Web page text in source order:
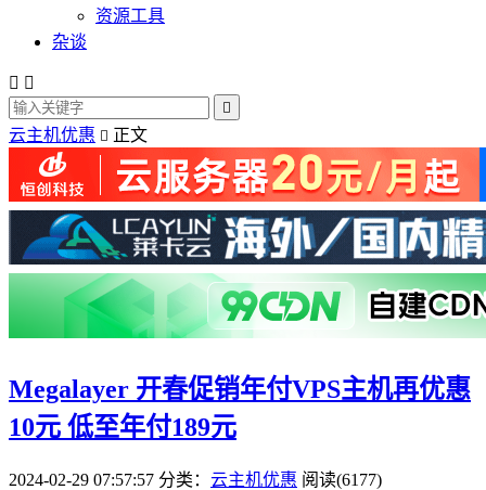
资源工具
杂谈
 

云主机优惠  正文
Megalayer 开春促销年付VPS主机再优惠
10元 低至年付189元
2024-02-29 07:57:57 分类： 云主机优惠 阅读(6177)